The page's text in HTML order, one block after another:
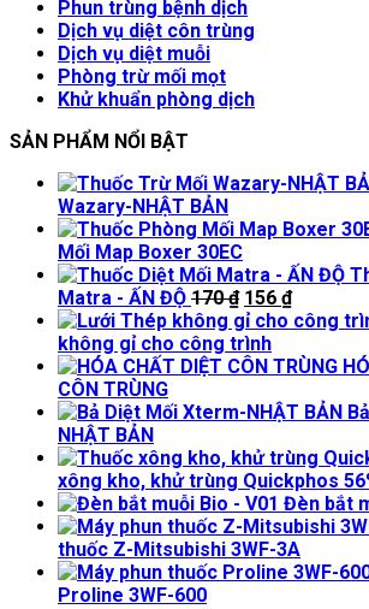
Phun trùng bệnh dịch
Dịch vụ diệt côn trùng
Dịch vụ diệt muỗi
Phòng trừ mối mọt
Khử khuẩn phòng dịch
SẢN PHẨM NỔI BẬT
Wazary-NHẬT BẢN
Mối Map Boxer 30EC
Matra - ẤN ĐỘ 170₫ Giá
gốc
là:
170 ₫.
156 ₫Giá
hiện
là:
không gỉ cho công trình
CÔN TRÙNG
NHẬT BẢN
xông kho, khử trùng Quickphos
Đèn bắt
thuốc Z-Mitsubishi 3WF-3A
Proline 3WF-600